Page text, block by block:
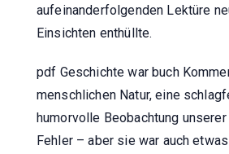
aufeinanderfolgenden Lektüre
Einsichten enthüllte.
pdf Geschichte war buch
menschlichen Natur, eine
humorvolle Beobachtung
Fehler – aber sie war auch